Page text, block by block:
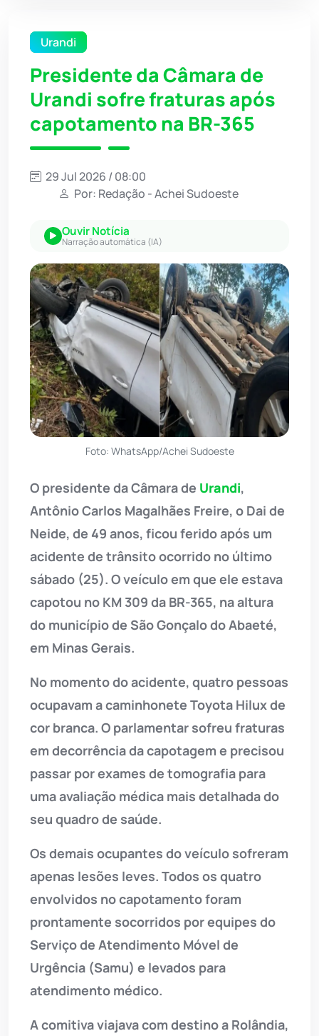
Urandi
Presidente da Câmara de
Urandi sofre fraturas após
capotamento na BR-365
29 Jul 2026 / 08:00
Por: Redação - Achei Sudoeste
Ouvir Notícia
Narração automática (IA)
Foto: WhatsApp/Achei Sudoeste
O presidente da Câmara de Urandi,
Antônio Carlos Magalhães Freire, o Dai de
Neide, de 49 anos, ficou ferido após um
acidente de trânsito ocorrido no último
sábado (25). O veículo em que ele estava
capotou no KM 309 da BR-365, na altura
do município de São Gonçalo do Abaeté,
em Minas Gerais.
No momento do acidente, quatro pessoas
ocupavam a caminhonete Toyota Hilux de
cor branca. O parlamentar sofreu fraturas
em decorrência da capotagem e precisou
passar por exames de tomografia para
uma avaliação médica mais detalhada do
seu quadro de saúde.
Os demais ocupantes do veículo sofreram
apenas lesões leves. Todos os quatro
envolvidos no capotamento foram
prontamente socorridos por equipes do
Serviço de Atendimento Móvel de
Urgência (Samu) e levados para
atendimento médico.
A comitiva viajava com destino a Rolândia,